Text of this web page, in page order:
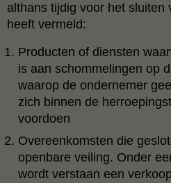
althans tijdig voor het sluiten
heeft vermeld:
Producten of diensten
is aan schommelingen op
waarop de ondernemer
zich binnen de
voordoen
Overeenkomsten die
openbare veiling. Onder
wordt verstaan een